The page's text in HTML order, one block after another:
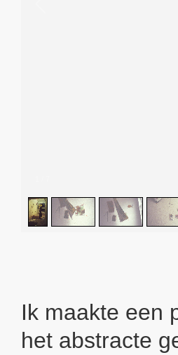
Ik maakte een
het abstracte